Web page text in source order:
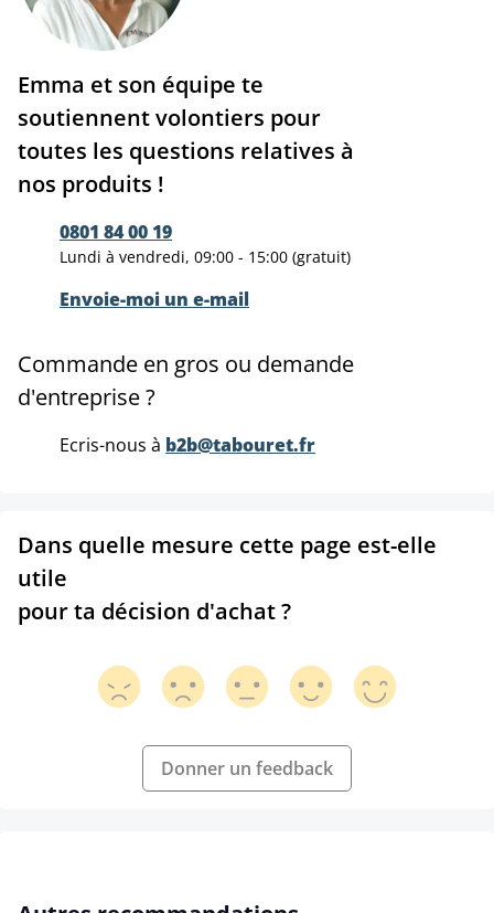
Emma et son équipe te
soutiennent volontiers pour
toutes les questions relatives à
nos produits !
0801 84 00 19
Lundi à vendredi, 09:00 - 15:00 (gratuit)
Envoie-moi un e-mail
Commande en gros ou demande
d'entreprise ?
Ecris-nous à b2b@tabouret.fr
Dans quelle mesure cette page est-elle
utile
pour ta décision d'achat ?
Donner un feedback
Ignorer la galerie de produits